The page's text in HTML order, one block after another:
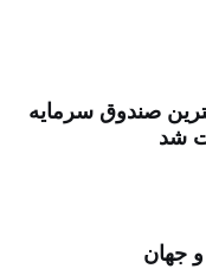
صندوق سرمایه
شد
و جهان